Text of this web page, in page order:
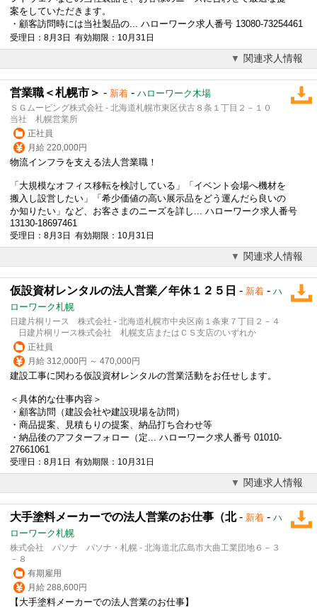
案をしていただきます。
・顧客訪問時には当社製品の... ハローワーク求人番号 13080-73254461
受理日：8月3日 有効期限：10月31日
関連求人情報
営業職＜札幌市＞ - 新着 - ハローワーク木場
ＳＧムービング株式会社 - 北海道札幌市東区伏古８条１丁目２－１０
当社 札幌営業所
正社員
月給 220,000円
物流インフラを支える法人営業職！
「大規模なオフィス移転を検討している」「イベント会場へ機材を
搬入し設営したい」「希少価値の高い展示品をどう運んだら良いの
か知りたい」など、お客さまのニーズを詳し... ハローワーク求人番号
13130-18697461
受理日：8月3日 有効期限：10月31日
関連求人情報
仮設資材レンタルの法人営業／年休１２５日 - 新着 - ハ
ローワーク札幌
日建片桐リース 株式会社 - 北海道札幌市中央区南１条東７丁目２－４
日建片桐リース株式会社 札幌支店またはＣＳ支店のいずれか
正社員
月給 312,000円 ～ 470,000円
建設工事に関わる仮設資材レンタルの営業活動をお任せします。
＜具体的な仕事内容＞
・顧客訪問（建設会社や建設現場を訪問）
・商品提案、見積もりの提案、納品打ち合わせ等
・納品後のアフターフォロー（定... ハローワーク求人番号 01010-
27661061
受理日：8月1日 有効期限：10月31日
関連求人情報
大手塗料メーカーでの法人営業のお仕事（北- 新着 - ハ
ローワーク札幌
株式会社 パソナ パソナ・札幌 - 北海道北広島市大曲工業団地６－３
－８
有期雇用
月給 288,600円
【大手塗料メーカーでの法人営業のお仕事】